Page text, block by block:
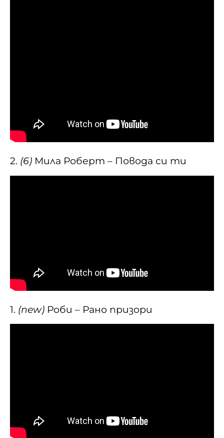
2. (6) Мила Роберт – Повода си ти
1. (new) Роби – Рано призори